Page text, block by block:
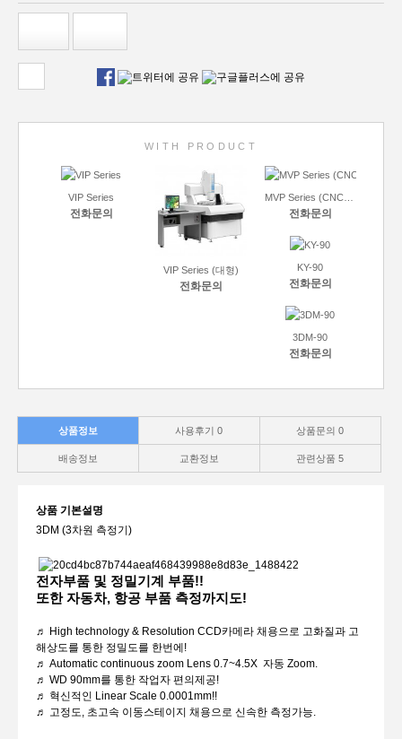
WITH PRODUCT
VIP Series
전화문의
VIP Series (대형)
전화문의
MVP Series (CNC, Manual)
전화문의
KY-90
전화문의
3DM-90
전화문의
상품정보 사용후기0 상품문의0
배송정보 교환정보 관련상품5
상품 기본설명
3DM (3차원 측정기)
전자부품 및 정밀기계 부품!!
또한 자동차, 항공 부품 측정까지도!
♬ High technology & Resolution CCD카메라 채용으로 고화질과 고
해상도를 통한 정밀도를 한번에!
♬ Automatic continuous zoom Lens 0.7~4.5X 자동 Zoom.
♬ WD 90mm를 통한 작업자 편의제공!
♬ 혁신적인 Linear Scale 0.0001mm!!
♬ 고정도, 초고속 이동스테이지 채용으로 신속한 측정가능.